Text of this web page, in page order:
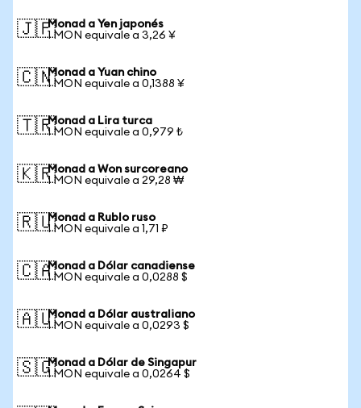
🇯🇵Monad a Yen japonés
1 MON equivale a 3,26 ¥
🇨🇳Monad a Yuan chino
1 MON equivale a 0,1388 ¥
🇹🇷Monad a Lira turca
1 MON equivale a 0,979 ₺
🇰🇷Monad a Won surcoreano
1 MON equivale a 29,28 ₩
🇷🇺Monad a Rublo ruso
1 MON equivale a 1,71 ₽
🇨🇦Monad a Dólar canadiense
1 MON equivale a 0,0288 $
🇦🇺Monad a Dólar australiano
1 MON equivale a 0,0293 $
🇸🇬Monad a Dólar de Singapur
1 MON equivale a 0,0264 $